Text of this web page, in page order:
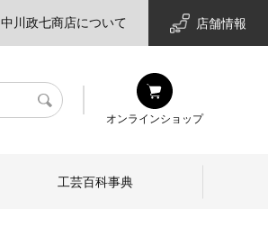
中川政七商店について 店舗情報
検
オンラインショップ
工芸百科事典